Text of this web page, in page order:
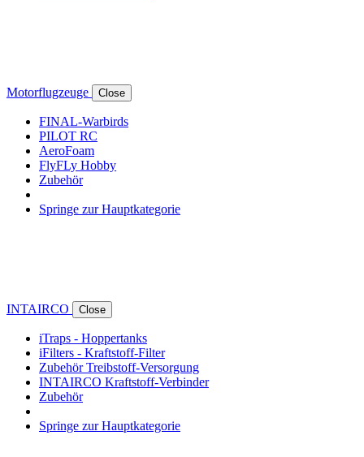
Motorflugzeuge Close
FINAL-Warbirds
PILOT RC
AeroFoam
FlyFLy Hobby
Zubehör
Springe zur Hauptkategorie
INTAIRCO Close
iTraps - Hoppertanks
iFilters - Kraftstoff-Filter
Zubehör Treibstoff-Versorgung
INTAIRCO Kraftstoff-Verbinder
Zubehör
Springe zur Hauptkategorie